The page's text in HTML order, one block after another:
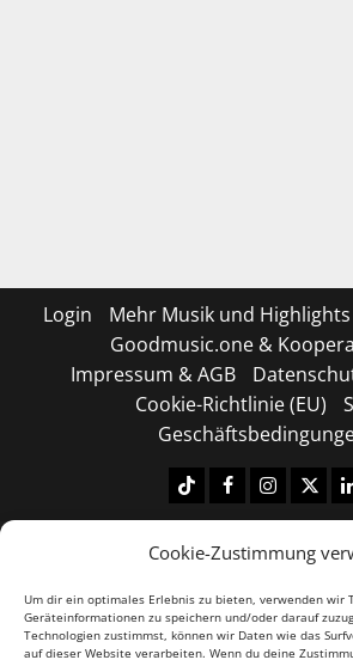
Cookie-Zustimmung
Um dir ein optimales Erlebnis zu bieten, verwenden wir
Geräteinformationen zu speichern und/oder darauf
Technologien zustimmst, können wir Daten wie das
auf dieser Website verarbeiten. Wenn du deine
Login
Mehr Musik und
Goodmusic.one &
Impressum & AGB
Cookie-Richtlinie (EU)
TiktokFacebook
Instagram
X
Copyright © 2026 All rights